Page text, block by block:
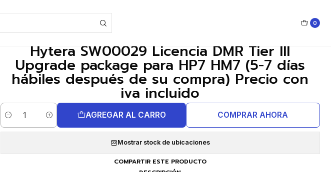
0
Hytera SW00029 Licencia DMR Tier III
Upgrade package para HP7 HM7 (5-7 días
hábiles después de su compra) Precio con
iva incluido
Cantidad
AGREGAR AL CARRO COMPRAR AHORA
Mostrar stock de ubicaciones
COMPARTIR ESTE PRODUCTO